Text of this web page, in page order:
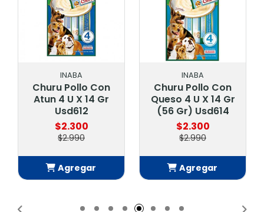
INABA
Churu Pollo Con
Atun 4 U X 14 Gr
Usd612
$2.300
$2.990
Agregar
INABA
Churu Pollo Con
Queso 4 U X 14 Gr
(56 Gr) Usd614
$2.300
$2.990
Agregar